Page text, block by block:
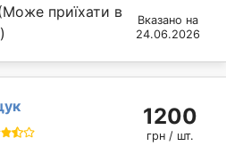
приїхати в
Вказано на
24.06.2026
1200
грн / шт.